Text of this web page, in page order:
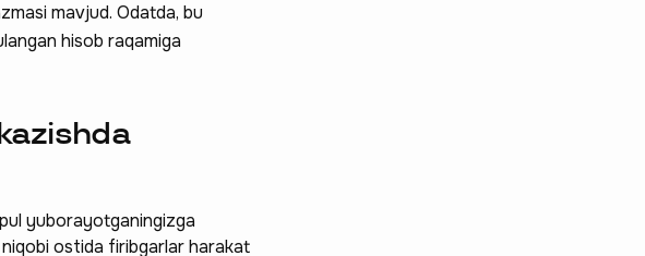
mavjud. Odatda, bu
hisob raqamiga
yuborayotganingizga
ostida firibgarlar harakat